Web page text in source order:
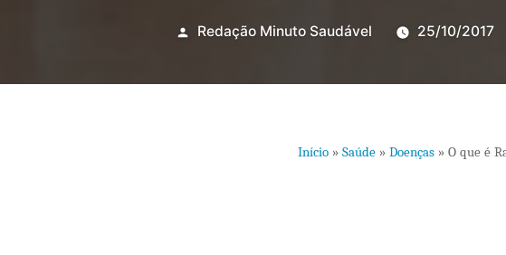
Redação Minuto Saudável 25/10/2017
Início» Saúde» Doenças» O que é